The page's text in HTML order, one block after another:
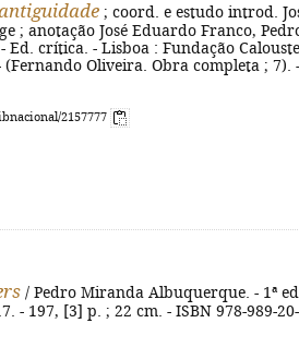
; coord. e estudo introd.
; anotação José Eduardo Franco,
crítica. - Lisboa : Fundação Calouste
Oliveira. Obra completa ; 7). -
2157777
/ Pedro Miranda Albuquerque. - 1ª
- 197, [3] p. ; 22 cm. - ISBN 978-989-20-